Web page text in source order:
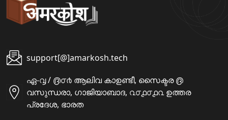
support[@]amarkosh.tech
ഏ-൮ / ൫൦൪ ആലിവ കാഉണ്ടീ, സൈക്ടര ൫
വസുന്ധരാ, ഗാജിയാബാദ, ൨൦൧൦൧൨ ഉത്തര
പ്രദേശ, ഭാരത